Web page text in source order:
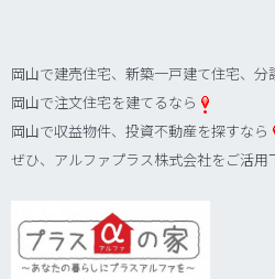
岡山で建売住宅、新築一戸建て住宅、分
岡山で注文住宅を建てるなら
岡山で収益物件、投資不動産を探すなら
ぜひ、アルファプラス株式会社をご活用